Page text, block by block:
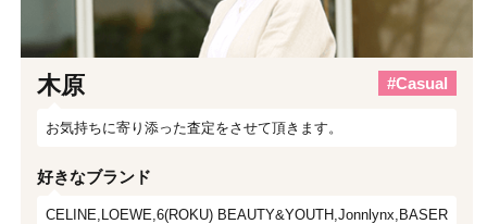
木原 #Casual
お気持ちに寄り添った査定をさせて頂きます。
好きなブランド
CELINE,LOEWE,6(ROKU) BEAUTY&YOUTH,Jonnlynx,BASER